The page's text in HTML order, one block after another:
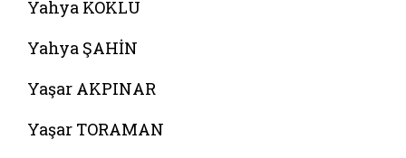
Yahya KÖKLÜ
Yahya ŞAHİN
Yaşar AKPINAR
Yaşar TORAMAN